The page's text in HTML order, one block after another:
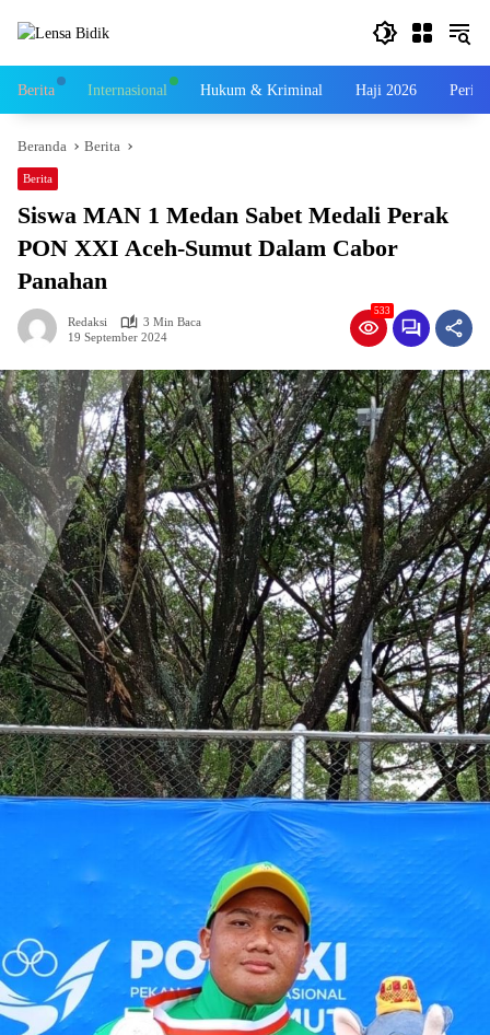
Berita Internasional Hukum & Kriminal Haji 2026
Beranda Berita
Berita
Siswa MAN 1 Medan Sabet Medali Perak
PON XXI Aceh-Sumut Dalam Cabor
Panahan
Redaksi
3 Min Baca
19 September 2024
533